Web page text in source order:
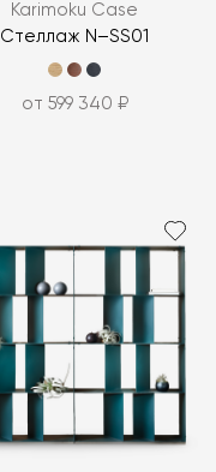
Karimoku Case
Стеллаж N–SS01
от 599 340 ₽